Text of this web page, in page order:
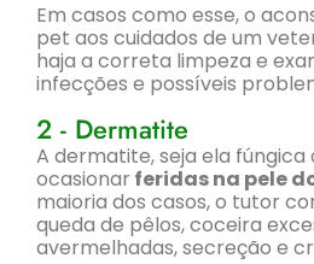
Em casos como esse, o
pet aos cuidados de um
haja a correta limpeza e
infecções e possíveis
2 - Dermatite
A dermatite, seja ela
ocasionar feridas na pele
maioria dos casos, o tutor
queda de pêlos, coceira
avermelhadas, secreção e